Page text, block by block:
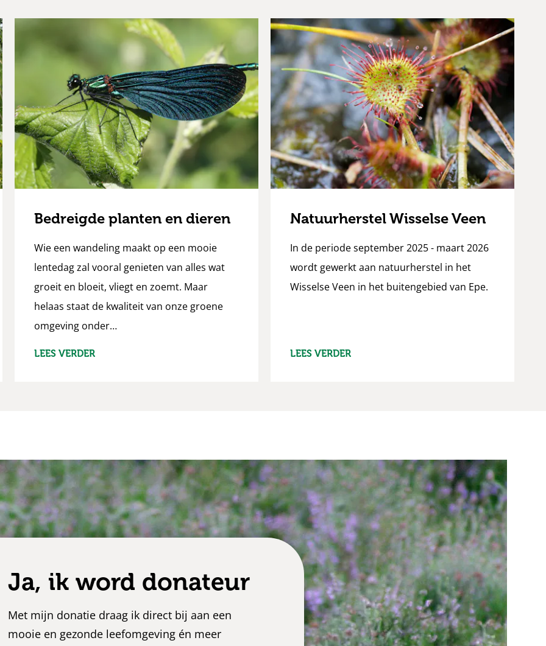
Bedreigde planten en dieren
Wie een wandeling maakt op een mooie
lentedag zal vooral genieten van alles wat
groeit en bloeit, vliegt en zoemt. Maar
helaas staat de kwaliteit van onze groene
omgeving onder…
LEES VERDER
Natuurherstel Wisselse Veen
In de periode september 2025 - maart 2026
wordt gewerkt aan natuurherstel in het
Wisselse Veen in het buitengebied van Epe.
LEES VERDER
Ja, ik word donateur
Met mijn donatie draag ik direct bij aan een
mooie en gezonde leefomgeving én meer